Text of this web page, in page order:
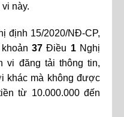
này.
định 15/2020/NĐ-CP,
khoản37 Điều 1Nghị
vi đăng tải thông tin,
khác mà không được
từ 10.000.000 đến